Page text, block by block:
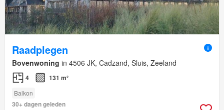
Raadplegen
Bovenwoning in 4506 JK, Cadzand, Sluis, Zeeland
4 131 m²
Balkon
30+ dagen geleden